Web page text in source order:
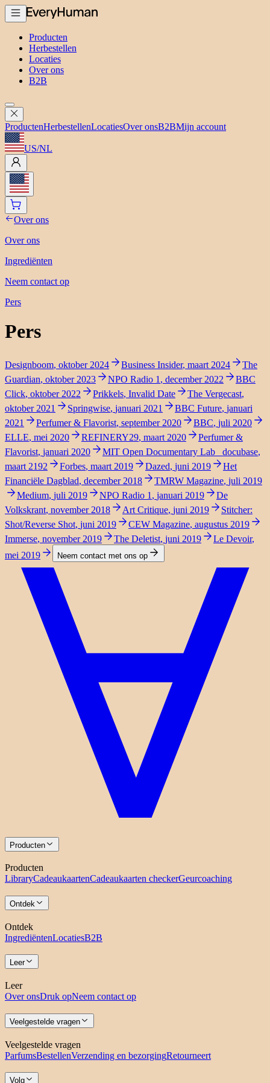
Producten
Herbestellen
Locaties
Over ons
B2B
ProductenHerbestellenLocatiesOver onsB2BMijn account
US/NL
Over ons
Over ons
Ingrediënten
Neem contact op
Pers
Pers
Designboom, oktober 2024 Business Insider, maart 2024
The
Guardian, oktober 2023 NPO Radio 1 , december 2022
BBC
Click, oktober 2022 Prikkels, Invalid Date The Vergecast,
oktober 2021
Springwise, januari 2021 BBC Future, januari
2021
Perfumer & Flavorist, september 2020 BBC, juli 2020
ELLE, mei 2020 REFINERY29, maart 2020
Perfumer &
Flavorist, januari 2020 MIT Open Documentary Lab _docubase,
maart 2192
Forbes, maart 2019 Dazed, juni 2019
Het
Financiële Dagblad, december 2018 TMRW Magazine, juli 2019
Medium, juli 2019 NPO Radio 1 , januari 2019
De
Volkskrant, november 2018 Art Critique, juni 2019
Stitcher:
Shot/Reverse Shot, juni 2019 CEW Magazine, augustus 2019
Immerse, november 2019 The Deletist, juni 2019 Le Devoir,
mei 2019
Neem contact met ons op
Producten
Producten
LibraryCadeaukaartenCadeaukaarten checkerGeurcoaching
Ontdek
Ontdek
IngrediëntenLocatiesB2B
Leer
Leer
Over onsDruk opNeem contact op
Veelgestelde vragen
Veelgestelde vragen
ParfumsBestellenVerzending en bezorgingRetourneert
Volg